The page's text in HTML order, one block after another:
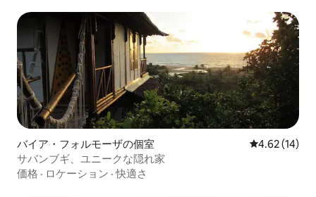
バイア・フォルモーザの個室 レビュー14
4.62 (14)
サバンブギ、ユニークな隠れ家
価格 · ロケーション ·快適さ